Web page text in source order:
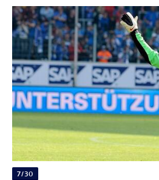
7/30